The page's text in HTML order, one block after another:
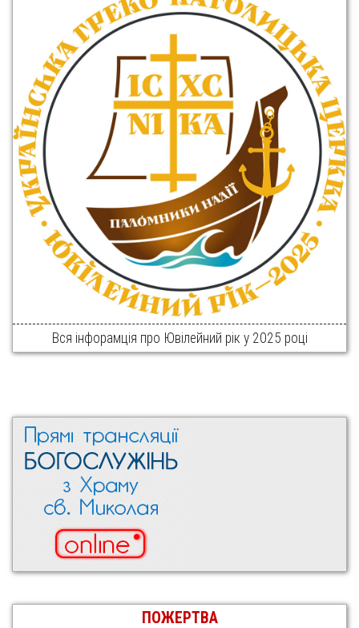
Вся інфорамція про Ювілейний рік у 2025 році
ПОЖЕРТВА